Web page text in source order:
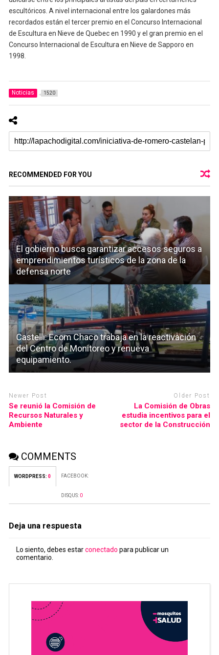
escultóricos. A nivel internacional entre los galardones más
recordados están el tercer premio en el Concurso Internacional
de Escultura en Nieve de Quebec en 1990 y el gran premio en el
Concurso Internacional de Escultura en Nieve de Sapporo en
1998.
Noticias 1520
RECOMMENDED FOR YOU
El gobierno busca garantizar accesos seguros a
emprendimientos turísticos de la zona de la
defensa norte
Castelli: Ecom Chaco trabaja en la reactivación
del Centro de Monitoreo y renueva
equipamiento.
Newer Post
Se reunió la Comisión de
Recursos Naturales y
Ambiente
Older Post
La Comisión de Obras
estudia incentivos para el
sector de la Construcción
COMMENTS
WORDPRESS: 0 FACEBOOK:
DISQUS: 0
Deja una respuesta
Lo siento, debes estarconectado para publicar un
comentario.